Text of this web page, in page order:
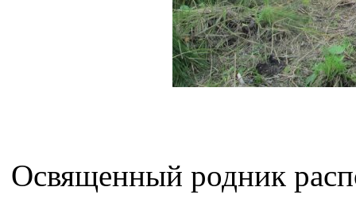
Освященный родник